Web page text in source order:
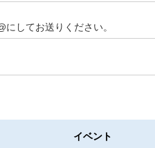
してお送りください。
イベント